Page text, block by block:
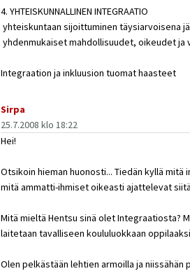
4. YHTEISKUNNALLINEN INTEGRAATIO
 yhteiskuntaan sijoittuminen täysiarvoisena
 yhdenmukaiset mahdollisuudet, oikeudet
Integraation ja inkluusion tuomat haasteet
Sirpa
25.7.2008 klo 18:22
Hei!
Otsikoin hieman huonosti... Tiedän kyllä
mitä ammatti-ihmiset oikeasti ajattelevat
Mitä mieltä Hentsu sinä olet Integraatiosta?
laitetaan tavalliseen koululuokkaan
Olen pelkästään lehtien armoilla ja